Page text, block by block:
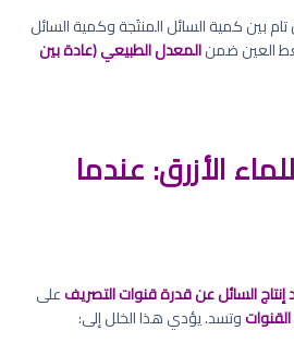
تام بين كمية السائل المنتَجة وكمية السائل
العين ضمنالمعدل الطبيعي (عادة بين
الأزرق: عندما
إنتاج السائل عن قدرة قنوات التصريفعلى
وتسد. يؤدي هذا الخلل إلى: